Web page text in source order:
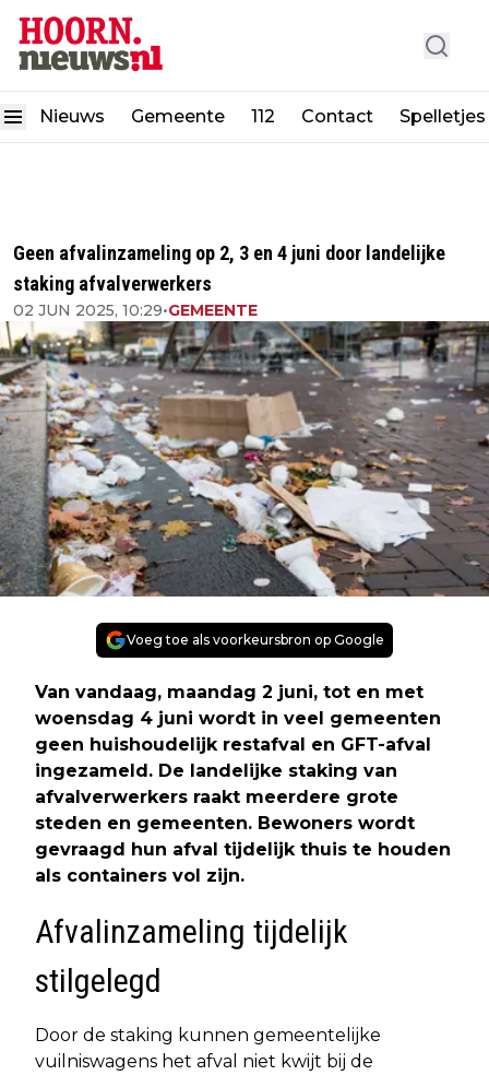
Nieuws Gemeente 112 Contact Spelletjes
Geen afvalinzameling op 2, 3 en 4 juni door landelijke
staking afvalverwerkers
02 JUN 2025, 10:29•GEMEENTE
Voeg toe als voorkeursbron op Google
Van vandaag, maandag 2 juni, tot en met
woensdag 4 juni wordt in veel gemeenten
geen huishoudelijk restafval en GFT-afval
ingezameld. De landelijke staking van
afvalverwerkers raakt meerdere grote
steden en gemeenten. Bewoners wordt
gevraagd hun afval tijdelijk thuis te houden
als containers vol zijn.
Afvalinzameling tijdelijk
stilgelegd
Door de staking kunnen gemeentelijke
vuilniswagens het afval niet kwijt bij de